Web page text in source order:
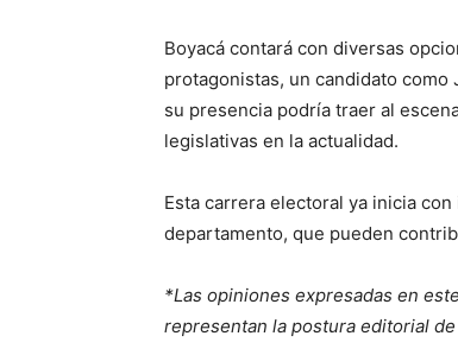
Boyacá contará con diversas
protagonistas, un candidato
su presencia podría traer al
legislativas en la actualidad.
Esta carrera electoral ya inicia
departamento, que pueden
*Las opiniones expresadas en
representan la postura editorial de